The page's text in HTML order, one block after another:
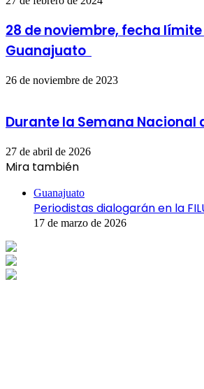
28 de noviembre, fecha
Guanajuato
26 de noviembre de 2023
Durante la Semana
27 de abril de 2026
Mira también
Guanajuato
Periodistas dialogarán en la
17 de marzo de 2026